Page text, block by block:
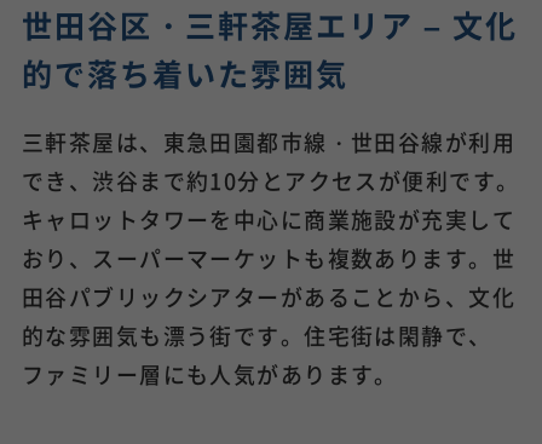
世田谷区・三軒茶屋エリア – 文化
的で落ち着いた雰囲気
三軒茶屋は、東急田園都市線・世田谷線が利用
でき、渋谷まで約10分とアクセスが便利です。
キャロットタワーを中心に商業施設が充実して
おり、スーパーマーケットも複数あります。世
田谷パブリックシアターがあることから、文化
的な雰囲気も漂う街です。住宅街は閑静で、
ファミリー層にも人気があります。